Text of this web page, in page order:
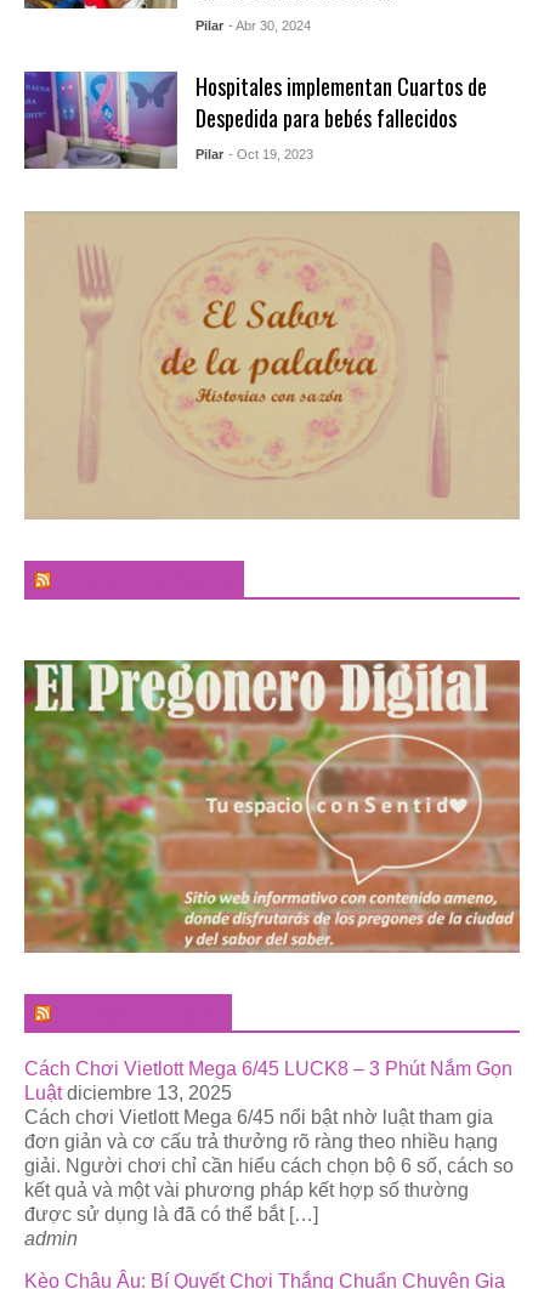
Pilar - Abr 30, 2024
Hospitales implementan Cuartos de
Despedida para bebés fallecidos
Pilar - Oct 19, 2023
Cách Chơi Vietlott Mega 6/45 LUCK8 – 3 Phút Nắm Gọn
Luật diciembre 13, 2025
Cách chơi Vietlott Mega 6/45 nổi bật nhờ luật tham gia
đơn giản và cơ cấu trả thưởng rõ ràng theo nhiều hạng
giải. Người chơi chỉ cần hiểu cách chọn bộ 6 số, cách so
kết quả và một vài phương pháp kết hợp số thường
được sử dụng là đã có thể bắt […]
admin
Kèo Châu Âu: Bí Quyết Chơi Thắng Chuẩn Chuyên Gia